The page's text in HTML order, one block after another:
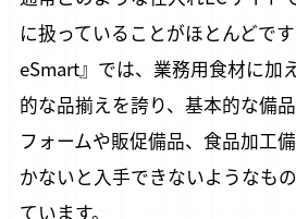
に扱っていることがほとんどで
eSmart』では、業務用食材に加
的な品揃えを誇り、基本的な備
フォームや販促備品、食品加工
かないと入手できないようなも
ています。